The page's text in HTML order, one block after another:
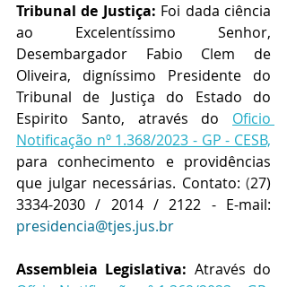
Tribunal de Justiça: Foi dada ciência
ao Excelentíssimo Senhor,
Desembargador Fabio Clem de
Oliveira, digníssimo Presidente do
Tribunal de Justiça do Estado do
Espirito Santo, através do Oficio
Notificação nº 1.368/2023 - GP - CESB,
para conhecimento e providências
que julgar necessárias. Contato: (27)
presidencia@tjes.jus.br
Assembleia Legislativa: